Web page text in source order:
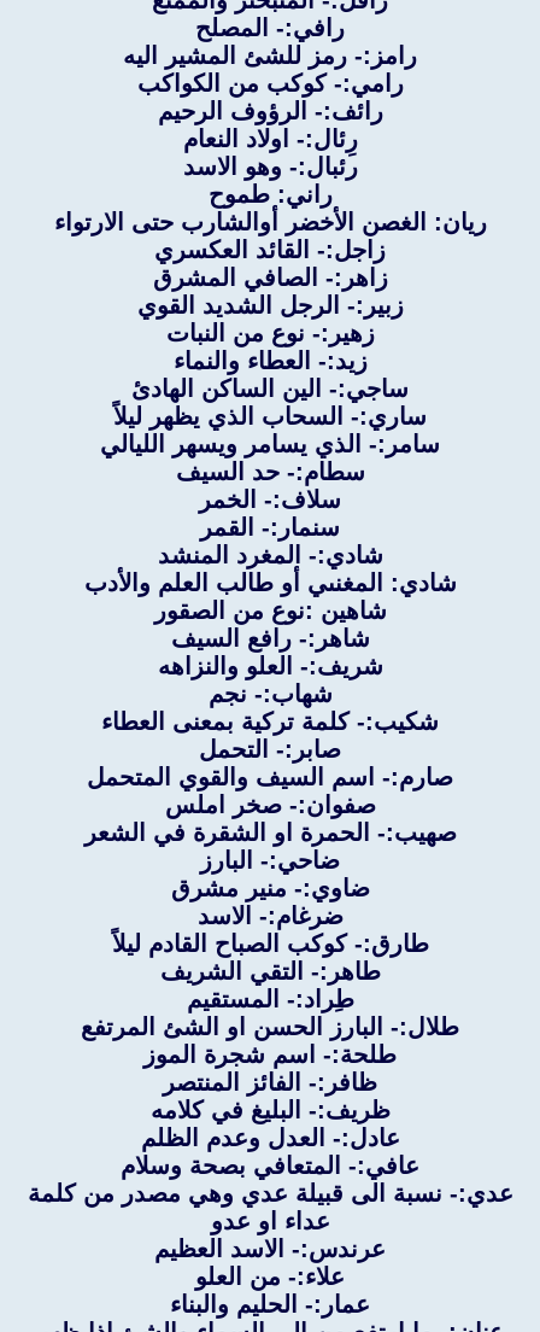
رافي:- المصلح
رامز:- رمز للشئ المشير اليه
رامي:- كوكب من الكواكب
رائف:- الرؤوف الرحيم
رِئال:- اولاد النعام
رئبال:- وهو الاسد
راني: طموح
ريان: الغصن الأخضر أوالشارب حتى الارتواء
زاجل:- القائد العكسري
زاهر:- الصافي المشرق
زبير:- الرجل الشديد القوي
زهير:- نوع من النبات
زيد:- العطاء والنماء
ساجي:- الين الساكن الهادئ
ساري:- السحاب الذي يظهر ليلاً
سامر:- الذي يسامر ويسهر الليالي
سطام:- حد السيف
سلاف:- الخمر
سنمار:- القمر
شادي:- المغرد المنشد
شادي: المغنىي أو طالب العلم والأدب
شاهين :نوع من الصقور
شاهر:- رافع السيف
شريف:- العلو والنزاهه
شهاب:- نجم
شكيب:- كلمة تركية بمعنى العطاء
صابر:- التحمل
صارم:- اسم السيف والقوي المتحمل
صفوان:- صخر املس
صهيب:- الحمرة او الشقرة في الشعر
ضاحي:- البارز
ضاوي:- منير مشرق
ضرغام:- الاسد
طارق:- كوكب الصباح القادم ليلاً
طاهر:- التقي الشريف
طِراد:- المستقيم
طلال:- البارز الحسن او الشئ المرتفع
طلحة:- اسم شجرة الموز
ظافر:- الفائز المنتصر
ظريف:- البليغ في كلامه
عادل:- العدل وعدم الظلم
عافي:- المتعافي بصحة وسلام
عدي:- نسبة الى قبيلة عدي وهي مصدر من كلمة
عداء او عدو
عرندس:- الاسد العظيم
علاء:- من العلو
عمار:- الحليم والبناء